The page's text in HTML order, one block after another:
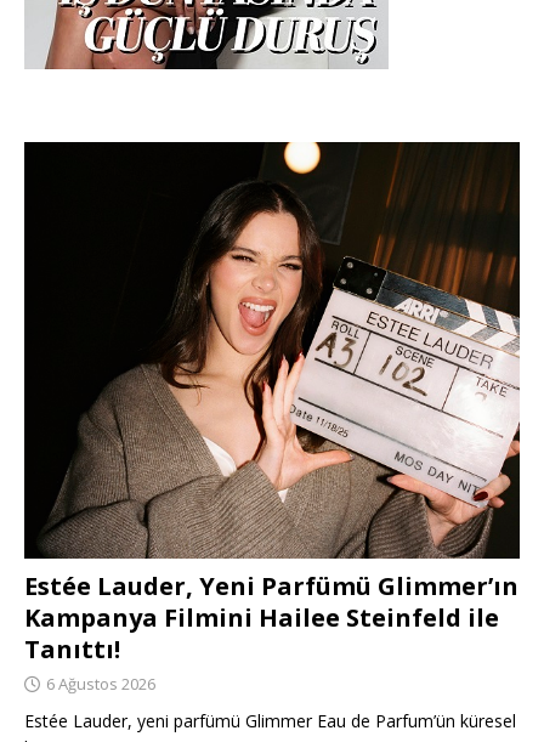
Estée Lauder, Yeni Parfümü Glimmer’ın
Kampanya Filmini Hailee Steinfeld ile
Tanıttı!
6 Ağustos 2026
Estée Lauder, yeni parfümü Glimmer Eau de Parfum’ün küresel